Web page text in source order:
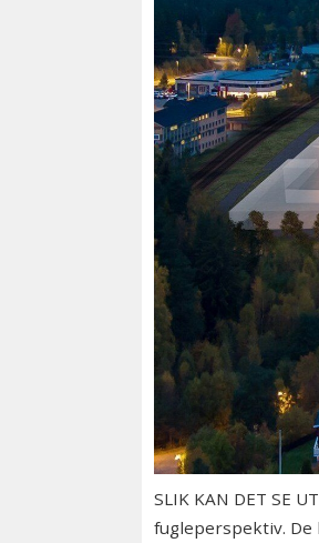
SLIK KAN DET SE
fugleperspektiv.